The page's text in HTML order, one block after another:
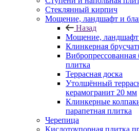
Cтеклянный кирпич
Мощение, ландшафт и
Назад
Мощение, ландшафт
Клинкерная
Вибропрессованная
плитка
Террасная доска
Утолщённый
керамогранит 20 мм
Клинкерные
парапетная плитка
Черепица
Кислотоупорная плитка